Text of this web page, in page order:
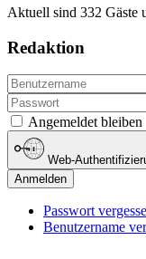
Aktuell sind 332 Gäste
Redaktion
Angemeldet bleiben
Web-
Anmelden
Passwort
Benutzername